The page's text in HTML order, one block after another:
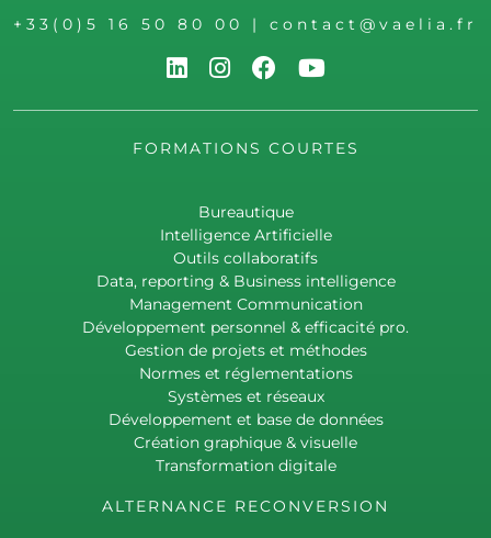
+33(0)5 16 50 80 00 | contact@vaelia.fr
FORMATIONS COURTES
Bureautique
Intelligence Artificielle
Outils collaboratifs
Data, reporting & Business intelligence
Management Communication
Développement personnel & efficacité pro.
Gestion de projets et méthodes
Normes et réglementations
Systèmes et réseaux
Développement et base de données
Création graphique & visuelle
Transformation digitale
ALTERNANCE RECONVERSION